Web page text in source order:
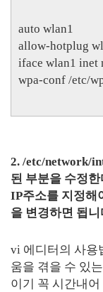
auto wlan1
allow-hotplug
iface wlan1 inet
wpa-conf /etc/
2. /etc/network/
된 부분을 수정
IP주소를 지정해
을 변경하면 됩니
vi 에디터의 사용
움을 겪을 수 있
이기 꼭 시간내